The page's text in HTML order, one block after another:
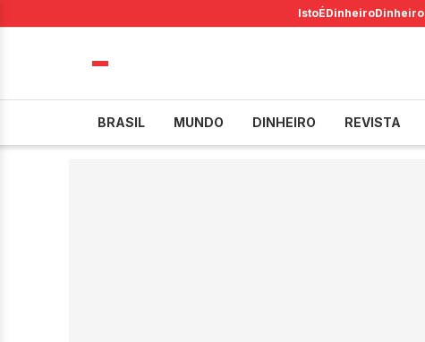
IstoÉDinheiro
BRASIL MUNDO DINHEIRO REVISTA